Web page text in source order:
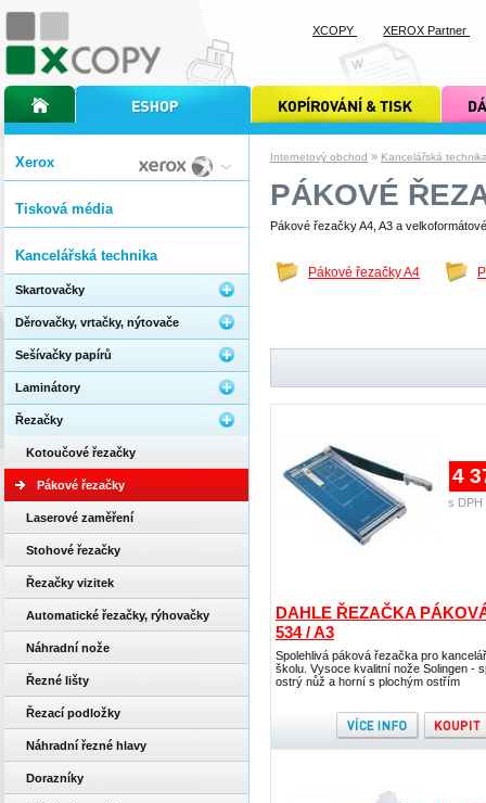
Internetový obchod » Kancelářská
PÁKOVÉ
Pákové řezačky A4, A3 a
Pákové řezačky A4
DAHLE ŘEZAČKA
534 / A3
Spolehlivá páková řezačka pro
školu. Vysoce kvalitní nože Solingen -
ostrý nůž a horní s plochým ostřím
4
s DPH
Xerox
Tisková média
Kancelářská technika
Skartovačky
Děrovačky, vrtačky, nýtovače
Sešívačky papírů
Laminátory
Řezačky
Kotoučové řezačky
Pákové řezačky
Laserové zaměření
Stohové řezačky
Řezačky vizitek
Automatické řezačky, rýhovačky
Náhradní nože
Řezné lišty
Řezací podložky
Náhradní řezné hlavy
Dorazníky
úvodní stránka xcopyinternetový obchod xcopy kopírování a tisk xcopy dárkové
XCOPY XEROX Partner